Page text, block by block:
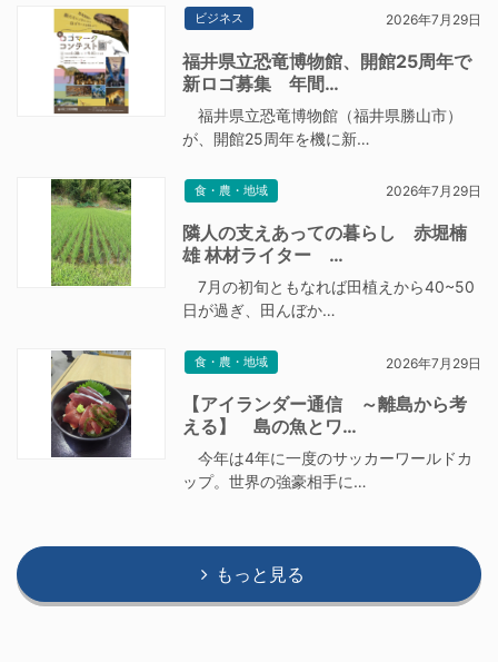
ビジネス 2026年7月29日
福井県立恐竜博物館、開館25周年で
新ロゴ募集 年間…
福井県立恐竜博物館（福井県勝山市）
が、開館25周年を機に新…
食・農・地域 2026年7月29日
隣人の支えあっての暮らし 赤堀楠
雄 林材ライター …
7月の初旬ともなれば田植えから40~50
日が過ぎ、田んぼか…
食・農・地域 2026年7月29日
【アイランダー通信 ～離島から考
える】 島の魚とワ…
今年は4年に一度のサッカーワールドカ
ップ。世界の強豪相手に…
もっと見る